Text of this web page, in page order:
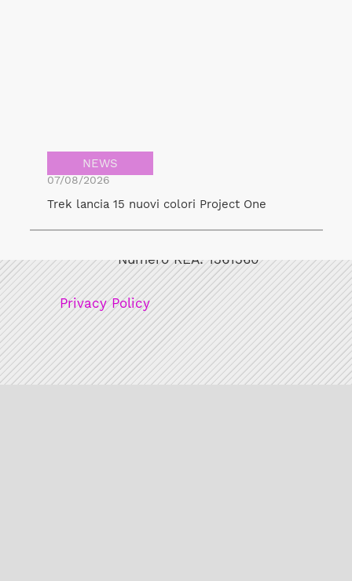
NEWS
07/08/2026
Trek lancia 15 nuovi colori Project One
Numero REA: 1361360
Privacy Policy